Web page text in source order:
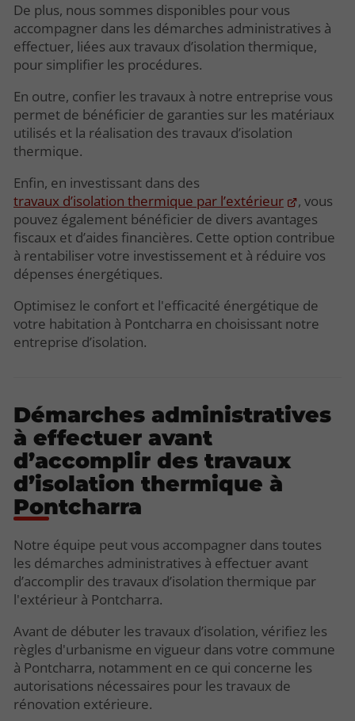
De plus, nous sommes disponibles pour vous
accompagner dans les démarches administratives à
effectuer, liées aux travaux d’isolation thermique,
pour simplifier les procédures.
En outre, confier les travaux à notre entreprise vous
permet de bénéficier de garanties sur les matériaux
utilisés et la réalisation des travaux d’isolation
thermique.
Enfin, en investissant dans des
travaux d’isolation thermique par l’extérieur
, vous
pouvez également bénéficier de divers avantages
fiscaux et d’aides financières. Cette option contribue
à rentabiliser votre investissement et à réduire vos
dépenses énergétiques.
Optimisez le confort et l'efficacité énergétique de
votre habitation à Pontcharra en choisissant notre
entreprise d’isolation.
Démarches administratives
à effectuer avant
d’accomplir des travaux
d’isolation thermique à
Pontcharra
Notre équipe peut vous accompagner dans toutes
les démarches administratives à effectuer avant
d’accomplir des travaux d’isolation thermique par
l'extérieur à Pontcharra.
Avant de débuter les travaux d’isolation, vérifiez les
règles d'urbanisme en vigueur dans votre commune
à Pontcharra, notamment en ce qui concerne les
autorisations nécessaires pour les travaux de
rénovation extérieure.